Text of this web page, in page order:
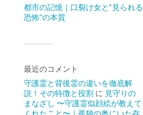
都市の記憶｜口裂け女と“見られる
恐怖”の本質
最近のコメント
守護霊と背後霊の違いを徹底解
説！その特徴と役割 に 見守りの
まなざし 〜守護霊似顔絵が教えて